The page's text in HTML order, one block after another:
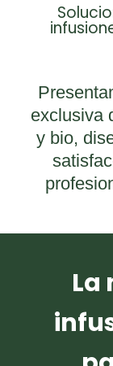
exclusiva
y bio,
La